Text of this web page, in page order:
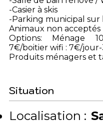
-Casier à skis
-Parking municipal sur
Animaux non acceptés
Options: Ménage
7€/boitier wifi : 7€/
Produits ménagers et
Situation
Localisation :